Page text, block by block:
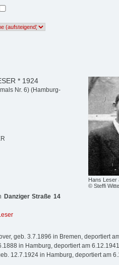
Hans Leser
© Steffi
* 1924
Nr. 6) (Hamburg-
Danziger Straße 14
geb. 3.7.1896 in Bremen, deportiert
in Hamburg, deportiert am
12.7.1924 in Hamburg, deportiert am